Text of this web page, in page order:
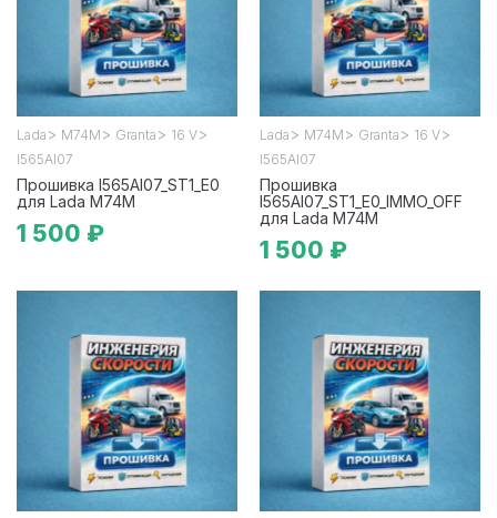
Lada > М74М > Granta > 16 V>
I565AI07
Прошивка I565AI07_ST1_E0
для Lada М74М
1 500 ₽
Lada > М74М > Granta > 16 V>
I565AI07
Прошивка
I565AI07_ST1_E0_IMMO_OFF
для Lada М74М
1 500 ₽